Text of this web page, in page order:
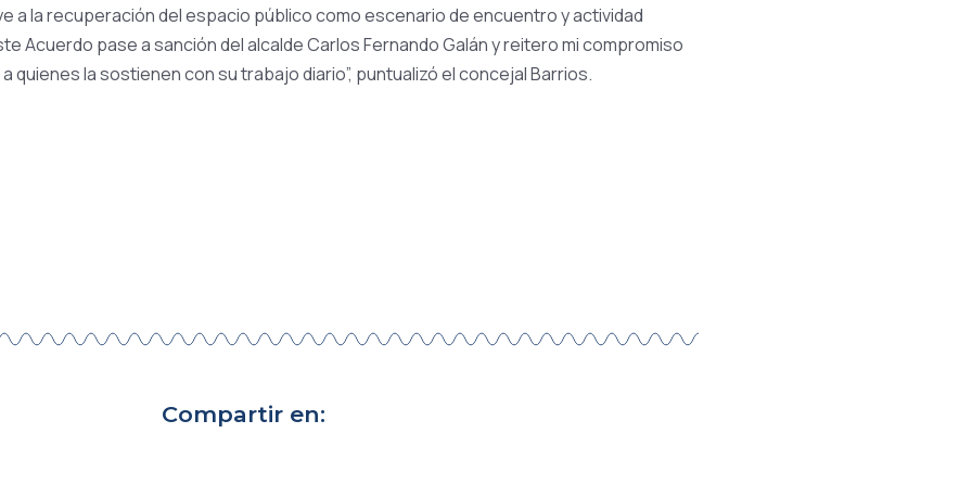
a la recuperación del espacio público como escenario de encuentro y actividad
Acuerdo pase a sanción del alcalde Carlos Fernando Galán y reitero mi compromiso
quienes la sostienen con su trabajo diario”, puntualizó el concejal Barrios.
Compartir en: